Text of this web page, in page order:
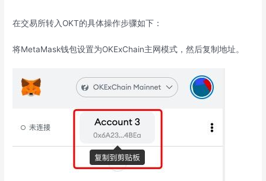
在交易所转入OKT的具体操作步骤如下：
将MetaMask钱包设置为OKExChain主网模式，然后复制地址。